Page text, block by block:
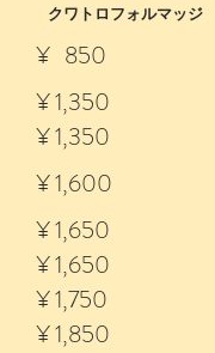
​​クワトロフォルマッジ
¥ 850
¥ 1,350
¥ 1,350
¥ 1,600
¥ 1,650
¥ 1,650
¥ 1,750
¥ 1,850